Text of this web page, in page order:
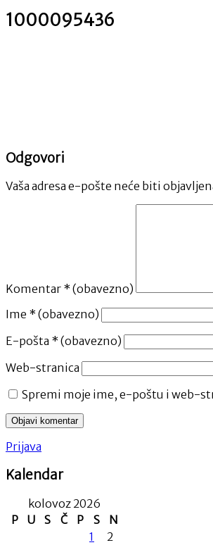
1000095436
Odgovori
Vaša adresa e-pošte neće biti
Komentar * (obavezno)
Ime * (obavezno)
E-pošta * (obavezno)
Web-stranica
Spremi moje ime, e-poštu i web-
Prijava
Kalendar
kolovoz 2026
P
U S Č P S
N
1
2